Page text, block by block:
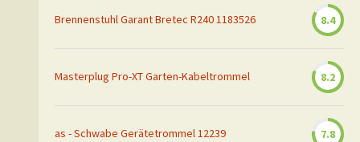
Brennenstuhl Garant Bretec R240 1183526 8.4
Masterplug Pro-XT Garten-Kabeltrommel 8.2
as - Schwabe Gerätetrommel 12239 7.8